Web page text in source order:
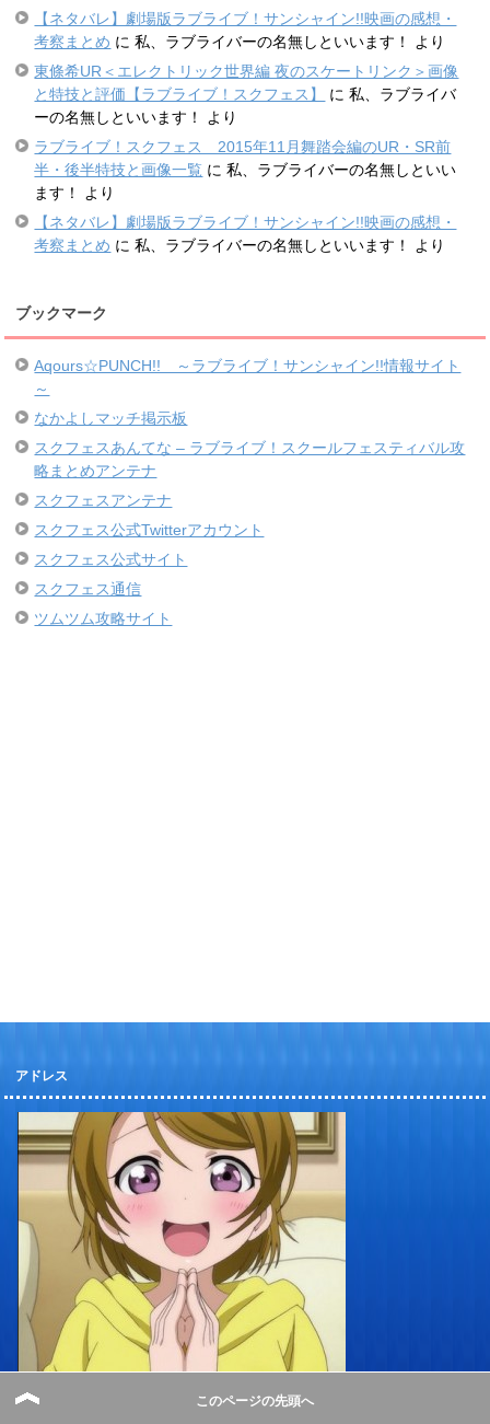
【ネタバレ】劇場版ラブライブ！サンシャイン!!映画の感想・
考察まとめ に私、ラブライバーの名無しといいます！
より
東條希UR＜エレクトリック世界編 夜のスケートリンク＞画像
と特技と評価【ラブライブ！スクフェス】
に私、ラブライバ
ーの名無しといいます！
より
ラブライブ！スクフェス 2015年11月舞踏会編のUR・SR前
半・後半特技と画像一覧 に私、ラブライバーの名無しといい
ます！
より
【ネタバレ】劇場版ラブライブ！サンシャイン!!映画の感想・
考察まとめ に私、ラブライバーの名無しといいます！ より
ブックマーク
Aqours☆PUNCH!! ～ラブライブ！サンシャイン!!情報サイト
～
なかよしマッチ掲示板
スクフェスあんてな – ラブライブ！スクールフェスティバル攻
略まとめアンテナ
スクフェスアンテナ
スクフェス公式Twitterアカウント
スクフェス公式サイト
スクフェス通信
ツムツム攻略サイト
アドレス
Author：勇者メンマ＠スクフェスラブライバー
このページの先頭へ